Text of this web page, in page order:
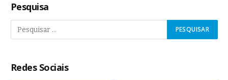
Pesquisa
Redes Sociais